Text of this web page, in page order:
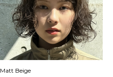
Matt Beige